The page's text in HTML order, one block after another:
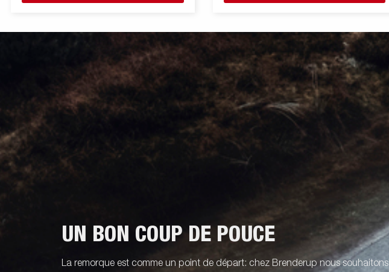
anneaux d'arrimages (force maximale de
de sécuriser le chargement. Une large
gamme d'accessoires est également
disponible. Les images ne sont données qu'à
titre indicatif et peuvent présenter des
équipements optionnels.
anneaux d'arrimages (force maximale de
de sécuriser le chargement. Une large
gamme d'accessoires est également
disponible. Les images ne sont données qu'à
titre indicatif et peuvent présenter des
équipements optionnels.
UN BON COUP DE POUCE
La remorque est comme un point de départ: chez Brenderup nous souhaitons